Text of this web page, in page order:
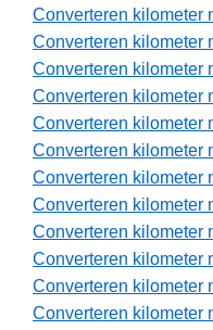
Converteren kilometer
Converteren kilometer
Converteren kilometer
Converteren kilometer
Converteren kilometer
Converteren kilometer
Converteren kilometer
Converteren kilometer
Converteren kilometer
Converteren kilometer
Converteren kilometer
Converteren kilometer